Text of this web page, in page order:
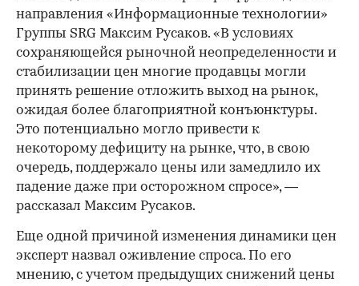
направления «Информационные технологии»
Группы SRG Максим Русаков. «В условиях
сохраняющейся рыночной неопределенности и
стабилизации цен многие продавцы могли
принять решение отложить выход на рынок,
ожидая более благоприятной конъюнктуры.
Это потенциально могло привести к
некоторому дефициту на рынке, что, в свою
очередь, поддержало цены или замедлило их
падение даже при осторожном спросе», —
рассказал Максим Русаков.
Еще одной причиной изменения динамики цен
эксперт назвал оживление спроса. По его
мнению, с учетом предыдущих снижений цены